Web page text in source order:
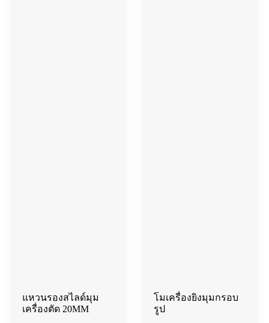
แหวนรองสไลด์มุม
เครื่องตัด 20MM
โมเครื่องยิงมุมกรอบ
รูป